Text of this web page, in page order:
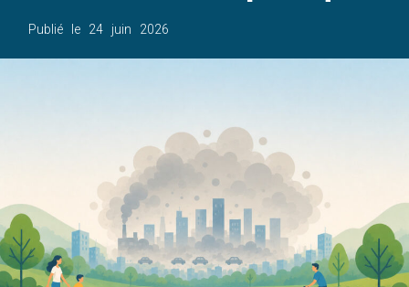
Publié le 24 juin 2026